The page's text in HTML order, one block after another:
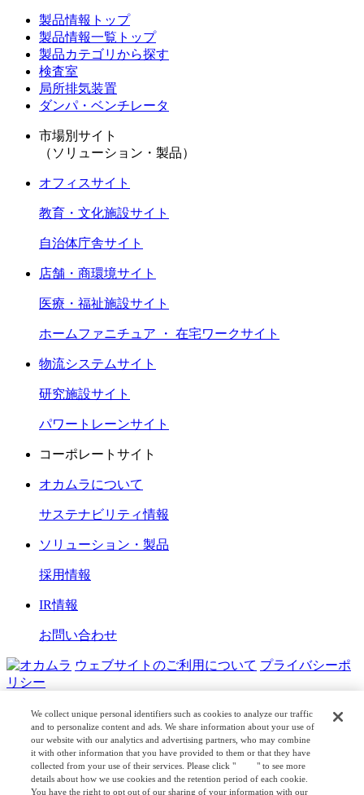
製品情報トップ
製品情報一覧トップ
製品カテゴリから探す
検査室
局所排気装置
ダンパ・ベンチレータ
市場別サイト
（ソリューション・製品）
オフィスサイト
教育・文化施設サイト
自治体庁舎サイト
店舗・商環境サイト
医療・福祉施設サイト
ホームファニチュア ・ 在宅ワークサイト
物流システムサイト
研究施設サイト
パワートレーンサイト
コーポレートサイト
オカムラについて
サステナビリティ情報
ソリューション・製品
採用情報
IR情報
お問い合わせ
ウェブサイトのご利用について プライバシーポ
リシー
COPYRIGHT © OKAMURA CORPORATION. ALL RIGHTS
RESERVED.
日本公式 企業広報
We collect unique personal identifiers such as cookies to analyze our traffic
and to personalize content and ads. We share information about your use of
our website with our analytics and advertising partners, who may combine
it with other information that you have provided to them or that they have
collected from your use of their services. Please click "
here" to see more
details about how we use cookies and the retention period of each cookie.
You have the right to opt out of our sharing of your information with our